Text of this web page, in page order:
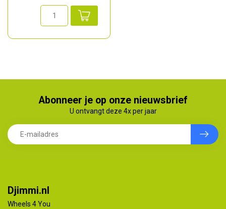
Abonneer je op onze nieuwsbrief
U ontvangt deze 4x per jaar
Djimmi.nl
Wheels 4 You